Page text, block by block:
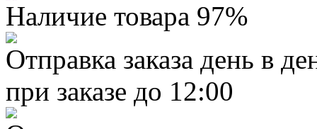
Наличие товара 97%
Отправка заказа день в
при заказе до 12:00